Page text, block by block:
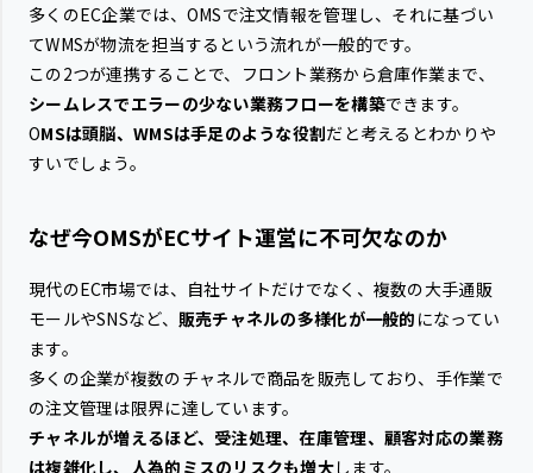
多くのEC企業では、OMSで注文情報を管理し、それに基づい
てWMSが物流を担当するという流れが一般的です。
この2つが連携することで、フロント業務から倉庫作業まで、
シームレスでエラーの少ない業務フローを構築できます。
OMSは頭脳、WMSは手足のような役割だと考えるとわかりや
すいでしょう。
なぜ今OMSがECサイト運営に不可欠なのか
現代のEC市場では、自社サイトだけでなく、複数の大手通販
モールやSNSなど、 販売チャネルの多様化が一般的 になってい
ます。
多くの企業が複数のチャネルで商品を販売しており、手作業で
の注文管理は限界に達しています。
チャネルが増えるほど、受注処理、在庫管理、顧客対応の業務
は複雑化し、人為的ミスのリスクも増大します。